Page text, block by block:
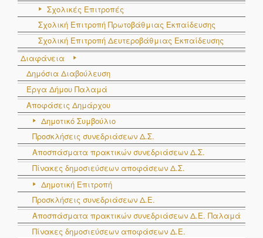
Σχολικές Επιτροπές
Σχολική Επιτροπή Πρωτοβάθμιας Εκπαίδευσης
Σχολική Επιτροπή Δευτεροβάθμιας Εκπαίδευσης
Διαφάνεια
Δημόσια Διαβούλευση
Έργα Δήμου Παλαμά
Αποφάσεις Δημάρχου
Δημοτικό Συμβούλιο
Προσκλήσεις συνεδριάσεων Δ.Σ.
Αποσπάσματα πρακτικών συνεδριάσεων Δ.Σ.
Πίνακες δημοσιεύσεων αποφάσεων Δ.Σ.
Δημοτική Επιτροπή
Προσκλήσεις συνεδριάσεων Δ.Ε.
Αποσπάσματα πρακτικών συνεδριάσεων Δ.E. Παλαμά
Πίνακες δημοσιεύσεων αποφάσεων Δ.Ε.